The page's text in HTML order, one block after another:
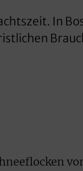
In